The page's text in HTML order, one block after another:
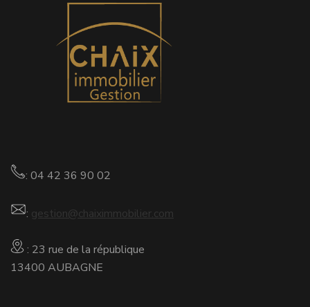
: 04 42 36 90 02
: gestion@chaiximmobilier.com
: 23 rue de la république
13400 AUBAGNE